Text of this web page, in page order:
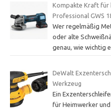
Kompakte Kraft für
Professional GWS
Wer regelmäßig
oder alte
genau, wie wichtig
DeWalt
Werkzeug
Ein
für Heimwerker